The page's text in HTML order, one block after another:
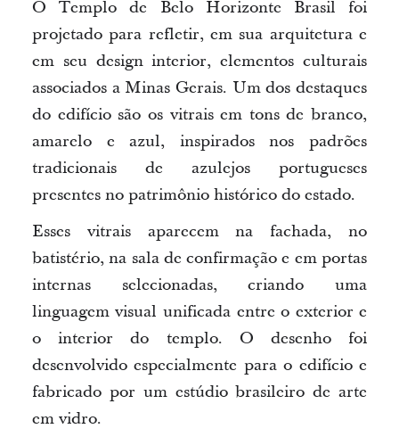
O Templo de Belo Horizonte Brasil foi
projetado para refletir, em sua arquitetura e
em seu design interior, elementos culturais
associados a Minas Gerais. Um dos destaques
do edifício são os vitrais em tons de branco,
amarelo e azul, inspirados nos padrões
tradicionais de azulejos portugueses
presentes no patrimônio histórico do estado.
Esses vitrais aparecem na fachada, no
batistério, na sala de confirmação e em portas
internas selecionadas, criando uma
linguagem visual unificada entre o exterior e
o interior do templo. O desenho foi
desenvolvido especialmente para o edifício e
fabricado por um estúdio brasileiro de arte
em vidro.